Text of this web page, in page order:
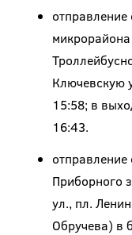
Ключевскую
15:58; в
16:43.
Приборного
ул., пл.
Обручева) в